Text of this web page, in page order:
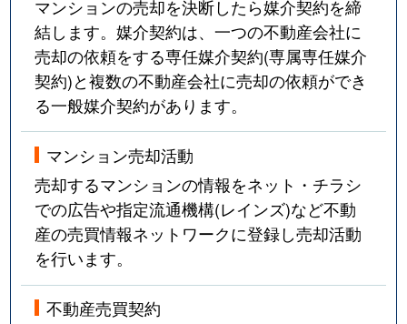
マンションの売却を決断したら媒介契約を締
結します。媒介契約は、一つの不動産会社に
売却の依頼をする専任媒介契約(専属専任媒介
契約)と複数の不動産会社に売却の依頼ができ
る一般媒介契約があります。
マンション売却活動
売却するマンションの情報をネット・チラシ
での広告や指定流通機構(レインズ)など不動
産の売買情報ネットワークに登録し売却活動
を行います。
不動産売買契約